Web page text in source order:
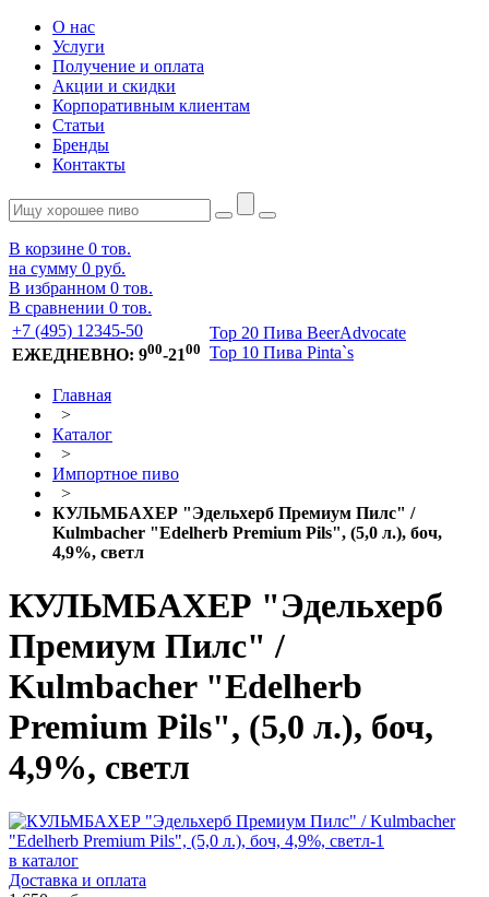
О нас
Услуги
Получение и оплата
Акции и скидки
Корпоративным клиентам
Статьи
Бренды
Контакты
В корзине 0 тов.
на сумму 0 руб.
В избранном 0 тов.
В сравнении 0 тов.
+7 (495) 12345-50
ЕЖЕДНЕВНО: 900-2100
Top 20 Пива BeerAdvocate
Top 10 Пива Pinta`s
Главная
>
Каталог
>
Импортное пиво
>
КУЛЬМБАХЕР "Эдельхерб Премиум Пилс" /
Kulmbacher "Edelherb Premium Pils", (5,0 л.), боч,
4,9%, светл
КУЛЬМБАХЕР "Эдельхерб
Премиум Пилс" /
Kulmbacher "Edelherb
Premium Pils", (5,0 л.), боч,
4,9%, светл
в каталог
Доставка и оплата